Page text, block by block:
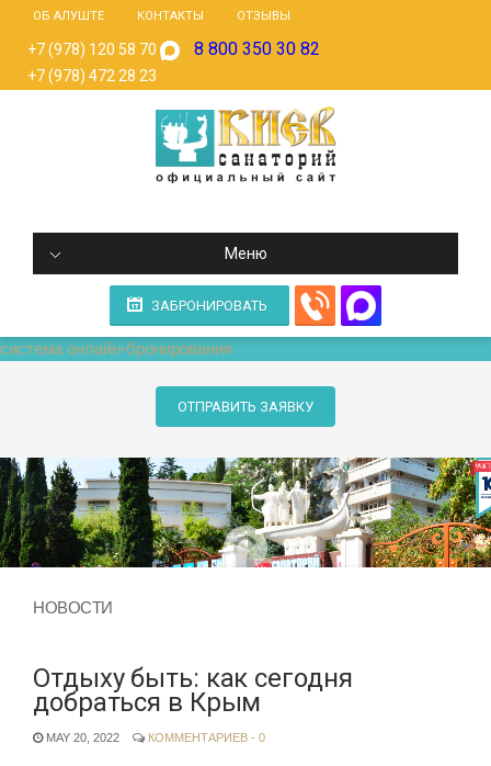
ОБ АЛУШТЕ КОНТАКТЫ ОТЗЫВЫ
+7 (978) 120 58 70 8 800 350 30 82
+7 (978) 472 28 23
Меню
ЗАБРОНИРОВАТЬ
система онлайн-бронирования
ОТПРАВИТЬ ЗАЯВКУ
НОВОСТИ
Отдыху быть: как сегодня
добраться в Крым
MAY 20, 2022 КОММЕНТАРИЕВ - 0